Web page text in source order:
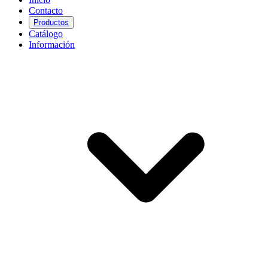
Contacto
Productos
Catálogo
Información